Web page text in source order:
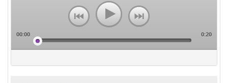
00:00 0:20